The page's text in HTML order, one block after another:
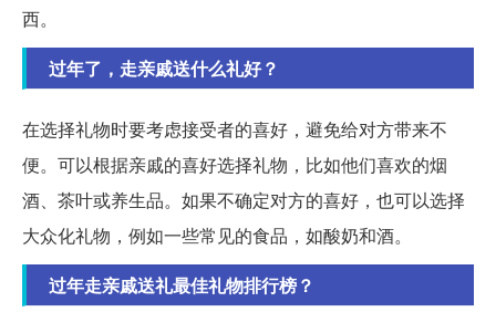
西。
过年了，走亲戚送什么礼好？
在选择礼物时要考虑接受者的喜好，避免给对方带来不
便。可以根据亲戚的喜好选择礼物，比如他们喜欢的烟
酒、茶叶或养生品。如果不确定对方的喜好，也可以选择
大众化礼物，例如一些常见的食品，如酸奶和酒。
过年走亲戚送礼最佳礼物排行榜？